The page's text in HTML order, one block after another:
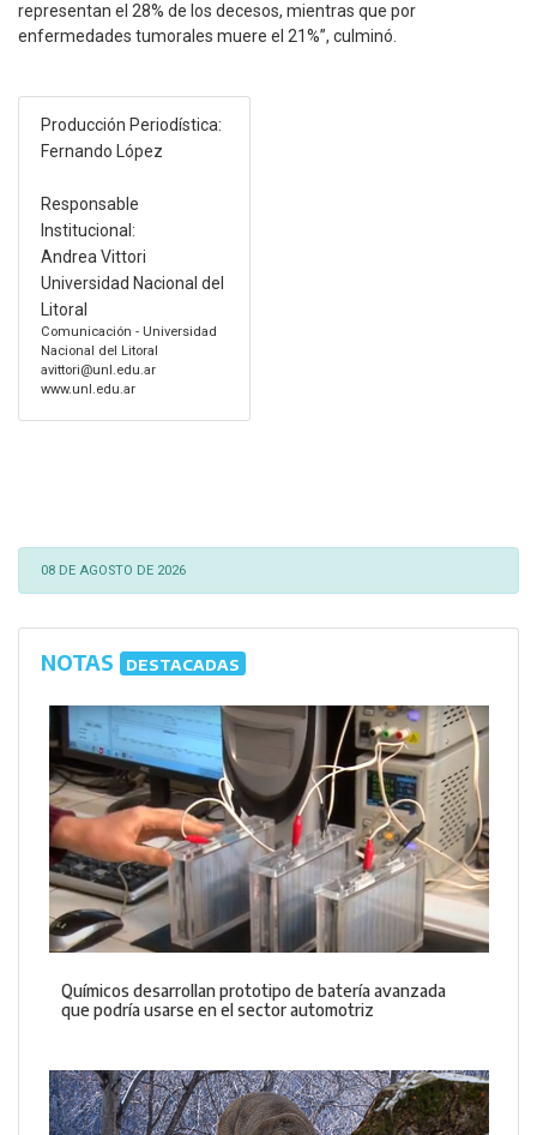
representan el 28% de los decesos, mientras que por
enfermedades tumorales muere el 21%”, culminó.
Producción Periodística:
Fernando López
Responsable
Institucional:
Andrea Vittori
Universidad Nacional del
Litoral
Comunicación - Universidad
Nacional del Litoral
avittori@unl.edu.ar
www.unl.edu.ar
08 DE AGOSTO DE 2026
NOTAS DESTACADAS
Químicos desarrollan prototipo de batería avanzada
que podría usarse en el sector automotriz